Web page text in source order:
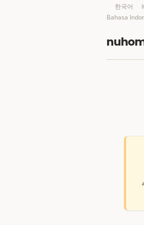
한국어
Bahasa